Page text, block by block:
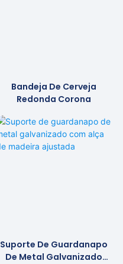
Bandeja De Cerveja
Redonda Corona
Suporte De Guardanapo
De Metal Galvanizado